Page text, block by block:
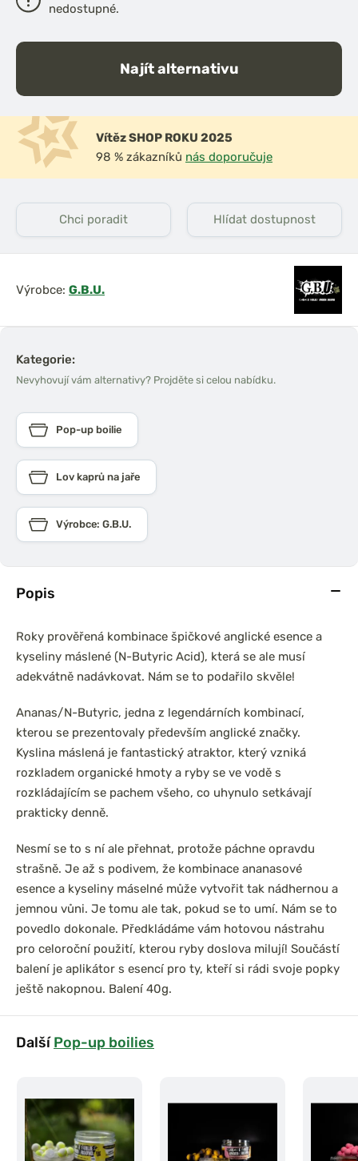
Popis
Roky prověřená kombinace špičkové anglické esence a
kyseliny máslené (N-Butyric Acid), která se ale musí
adekvátně nadávkovat. Nám se to podařilo skvěle!
Ananas/N-Butyric, jedna z legendárních kombinací,
kterou se prezentovaly především anglické značky.
Kyslina máslená je fantastický atraktor, který vzniká
rozkladem organické hmoty a ryby se ve vodě s
rozkládajícím se pachem všeho, co uhynulo setkávají
prakticky denně.
Nesmí se to s ní ale přehnat, protože páchne opravdu
strašně. Je až s podivem, že kombinace ananasové
esence a kyseliny máselné může vytvořit tak nádhernou a
jemnou vůni. Je tomu ale tak, pokud se to umí. Nám se to
povedlo dokonale. Předkládáme vám hotovou nástrahu
pro celoroční použití, kterou ryby doslova milují! Součástí
balení je aplikátor s esencí pro ty, kteří si rádi svoje popky
ještě nakopnou. Balení 40g.
DalšíPop-up boilies
nedostupné.
Najít alternativu
Vítěz SHOP ROKU 2025
98 % zákazníků nás doporučuje
Chci poradit Hlídat dostupnost
Výrobce: G.B.U.
Kategorie:
Nevyhovují vám alternativy? Projděte si celou nabídku.
Pop-up boilie
Lov kaprů na jaře
Výrobce: G.B.U.